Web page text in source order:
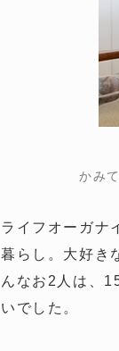
かみ
ライフオーガナ
暮らし。大好き
んなお2人は、
いでした。